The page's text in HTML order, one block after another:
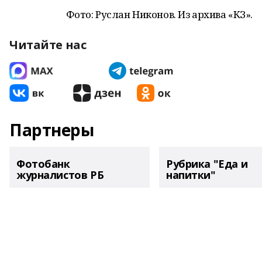
Фото: Руслан Никонов. Из архива «КЗ».
Читайте нас
Партнеры
Фотобанк
журналистов РБ
Рубрика "Еда и
напитки"